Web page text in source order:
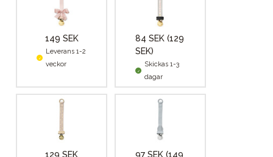
149 SEK
Leverans 1-2
veckor
84 SEK (129
SEK)
Skickas 1-3
dagar
129 SEK 97 SEK (149